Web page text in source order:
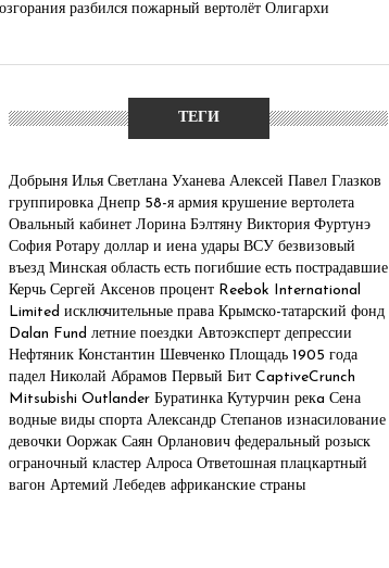
разбился пожарный вертолёт Олигархи
ТЕГИ
Добрыня Илья Светлана Уханева Алексей Павел Глазков
группировка Днепр 58-я армия крушение вертолета
Овальный кабинет Лорина Бэлтяну Виктория Фуртунэ
София Ротару доллар и иена удары ВСУ безвизовый
въезд Минская область есть погибшие есть пострадавшие
Керчь Сергей Аксенов процент Reebok International
Limited исключительные права Крымско-татарский фонд
Dalan Fund летние поездки Автоэксперт депрессии
Нефтяник Константин Шевченко Площадь 1905 года
падел Николай Абрамов Первый Бит CaptiveCrunch
Mitsubishi Outlander Буратинка Кутурчин рекa Сена
водные виды спорта Александр Степанов изнасилование
девочки Ооржак Саян Орланович федеральный розыск
ограночный кластер Алроса Ответошная плацкартный
вагон Артемий Лебедев африканские страны